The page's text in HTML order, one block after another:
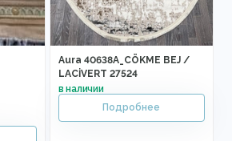
Aura 40638A_CÖKME BEJ /
LACİVERT 27524